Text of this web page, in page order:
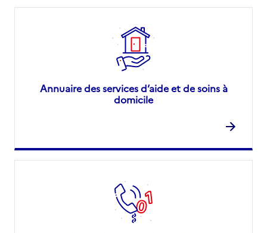
Annuaire des services d’aide et de soins à
domicile